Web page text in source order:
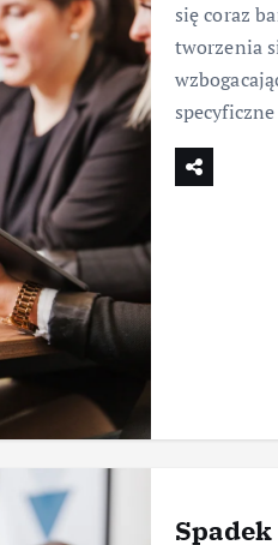
się coraz
tworzenia